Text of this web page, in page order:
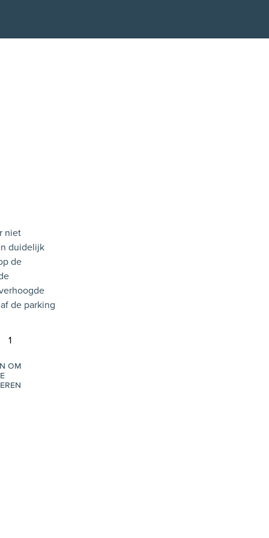
niet
duidelijk
de
de parking
1
om